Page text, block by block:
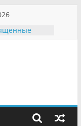
округа»
Интернет